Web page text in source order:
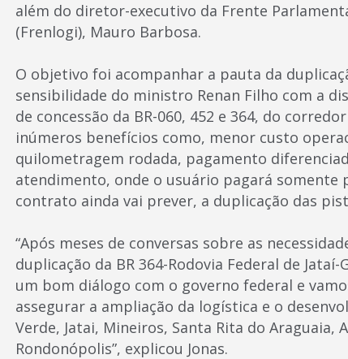
além do diretor-executivo da Frente
(Frenlogi), Mauro Barbosa.
O objetivo foi acompanhar a pauta da
sensibilidade do ministro Renan Filho com a
de concessão da BR-060, 452 e 364, do
inúmeros benefícios como, menor custo
quilometragem rodada, pagamento
atendimento, onde o usuário pagará somente
contrato ainda vai prever, a duplicação das
“Após meses de conversas sobre as
duplicação da BR 364-Rodovia Federal de
um bom diálogo com o governo federal e
assegurar a ampliação da logística e o
Verde, Jatai, Mineiros, Santa Rita do Araguaia,
Rondonópolis”, explicou Jonas.